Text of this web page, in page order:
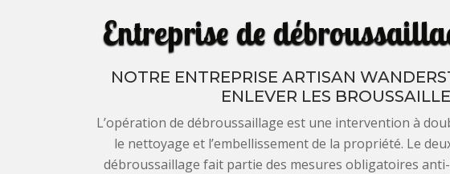
Entreprise de
NOTRE ENTREPRISE ARTISAN
ENLEVER LES
L’opération de débroussaillage est une intervention à
le nettoyage et l’embellissement de la propriété. Le
débroussaillage fait partie des mesures obligatoires